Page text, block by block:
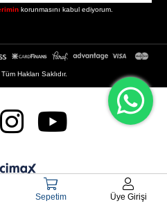
korunmasını kabul ediyorum.
Tüm Hakları Saklıdır.
Sepetim Üye Girişi